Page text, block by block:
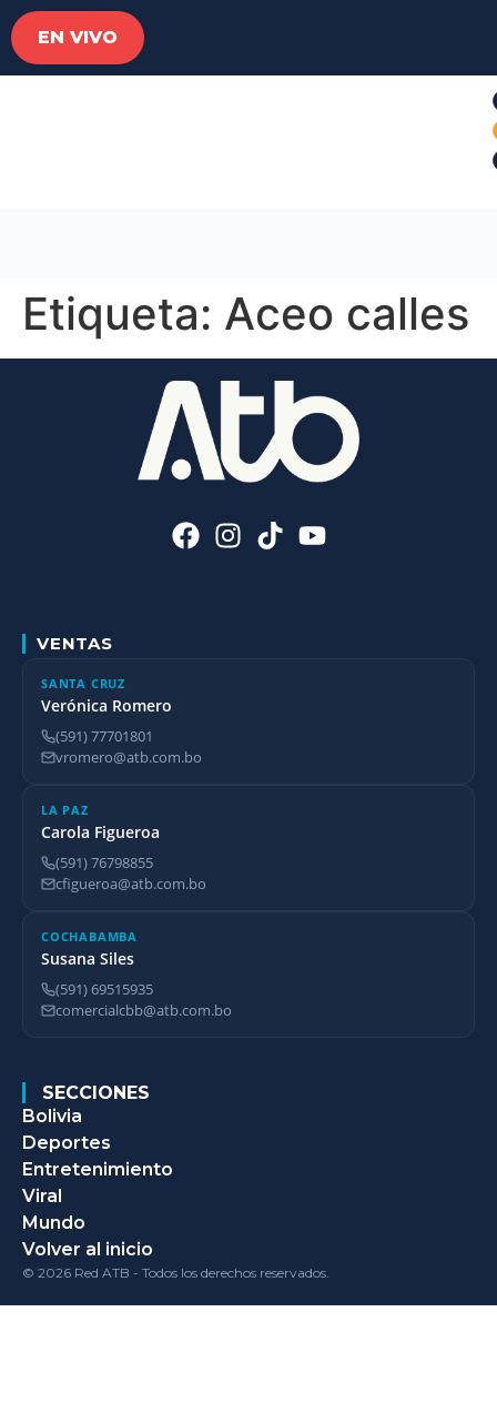
EN VIVO
Etiqueta: Aceo calles
VENTAS
SANTA CRUZ
Verónica Romero
(591) 77701801
vromero@atb.com.bo
LA PAZ
Carola Figueroa
(591) 76798855
cfigueroa@atb.com.bo
COCHABAMBA
Susana Siles
(591) 69515935
comercialcbb@atb.com.bo
SECCIONES
Bolivia
Deportes
Entretenimiento
Viral
Mundo
Volver al inicio
© 2026 Red ATB - Todos los derechos reservados.